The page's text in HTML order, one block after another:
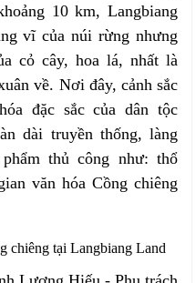
10 km, Langbiang
vĩ của núi rừng nhưng
cỏ cây, hoa lá, nhất là
về. Nơi đây, cảnh sắc
đặc sắc của dân tộc
dài truyền thống, làng
thủ công như: thổ
văn hóa Cồng chiêng
chiêng tại Langbiang Land